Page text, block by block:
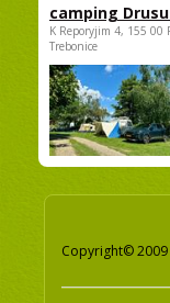
camping
K Reporyjim 4, 155 00
Trebonice
Copyright© 2009